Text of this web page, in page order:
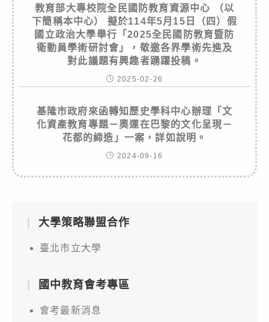
教育部大專校院全民國防教育資源中心 （以
下簡稱本中心） 擬於114年5月15日（四）假
國立政治大學舉行「2025全民國防教育暨防
衛動員學術研討會」，敬邀各界學術先進及
對此議題有興趣者踴躍投稿。
2025-02-26
基隆市政府來函轉知歷史學科中心辦理「文
化資產教育專題－奧運在巴黎的文化呈現－
花都的締造」一案，詳如說明。
2024-09-16
大學策略聯盟合作
臺北市立大學
國中教育會考專區
會考最新消息